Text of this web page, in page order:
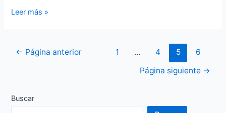
Cuanto
España
finanzas
Leer más »
Paginación
← Página anterior 1 … 4 5
6
Página siguiente →
Buscar